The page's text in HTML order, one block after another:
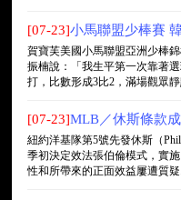
[07-23]小馬聯盟少棒賽
賀寶芙美國小馬聯盟亞洲少棒
振楠說：「我生平第一次靠著
打，比數形成3比2，滿場觀眾
[07-23]MLB／休斯條款
紐約洋基隊第5號先發休斯（
季初決定效法張伯倫模式，實
性和所帶來的正面效益屢遭質疑